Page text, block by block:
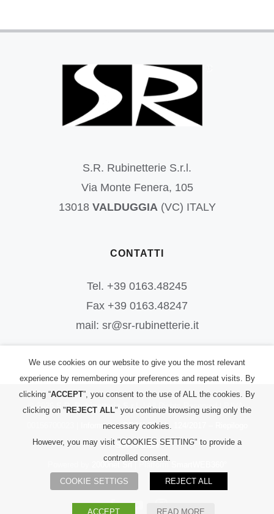
S.R. Rubinetterie S.r.l.
Via Monte Fenera, 105
13018 VALDUGGIA (VC) ITALY
CONTATTI
Tel. +39 0163.48245
Fax +39 0163.48247
mail: sr@sr-rubinetterie.it
© 2026 S.R. Rubinetterie S.r.l. | All Rights Reserved | P.IVA:
Informativa PRIVACY|L. 124/2017 – Riepilogo
Sovvenzioni
Facebook
We use cookies on our website to give you the most relevant
experience by remembering your preferences and repeat visits. By
clicking “ACCEPT”, you consent to the use of ALL the cookies. By
clicking on " REJECT ALL" you continue browsing using only the
necessary cookies.
However, you may visit "COOKIES SETTING" to provide a
controlled consent.
COOKIE SETTIGS REJECT ALL
ACCEPT READ MORE